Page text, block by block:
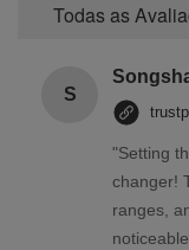
Todas as
S
"Setting
changer!
ranges,